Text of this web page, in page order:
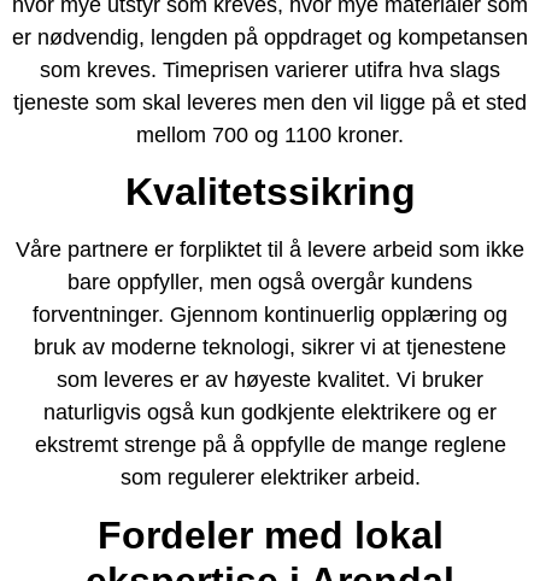
er nødvendig, lengden på oppdraget og kompetansen
som kreves. Timeprisen varierer utifra hva slags
tjeneste som skal leveres men den vil ligge på et sted
mellom 700 og 1100 kroner.
Kvalitetssikring
Våre partnere er forpliktet til å levere arbeid som ikke
bare oppfyller, men også overgår kundens
forventninger. Gjennom kontinuerlig opplæring og
bruk av moderne teknologi, sikrer vi at tjenestene
som leveres er av høyeste kvalitet. Vi bruker
naturligvis også kun godkjente elektrikere og er
ekstremt strenge på å oppfylle de mange reglene
som regulerer elektriker arbeid.
Fordeler med lokal